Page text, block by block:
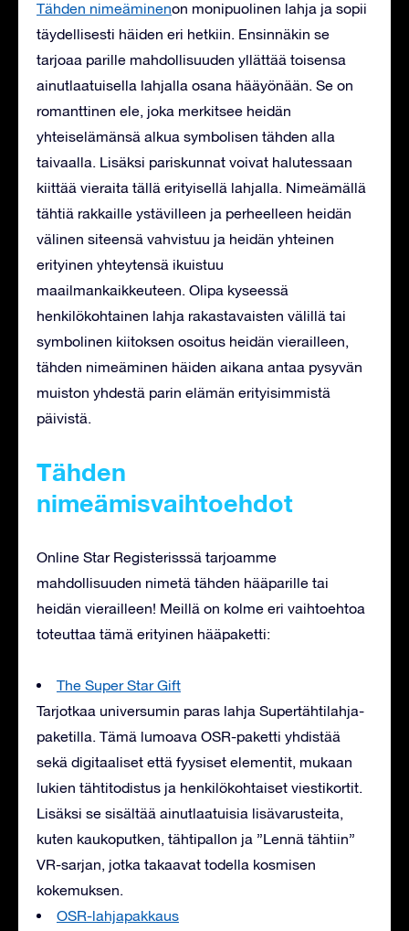
Tähden nimeäminenon monipuolinen lahja ja sopii
täydellisesti häiden eri hetkiin. Ensinnäkin se
tarjoaa parille mahdollisuuden yllättää toisensa
ainutlaatuisella lahjalla osana hääyönään. Se on
romanttinen ele, joka merkitsee heidän
yhteiselämänsä alkua symbolisen tähden alla
taivaalla. Lisäksi pariskunnat voivat halutessaan
kiittää vieraita tällä erityisellä lahjalla. Nimeämällä
tähtiä rakkaille ystävilleen ja perheelleen heidän
välinen siteensä vahvistuu ja heidän yhteinen
erityinen yhteytensä ikuistuu
maailmankaikkeuteen. Olipa kyseessä
henkilökohtainen lahja rakastavaisten välillä tai
symbolinen kiitoksen osoitus heidän vierailleen,
tähden nimeäminen häiden aikana antaa pysyvän
muiston yhdestä parin elämän erityisimmistä
päivistä.
Tähden
nimeämisvaihtoehdot
Online Star Registerisssä tarjoamme
mahdollisuuden nimetä tähden hääparille tai
heidän vierailleen! Meillä on kolme eri vaihtoehtoa
toteuttaa tämä erityinen hääpaketti:
The Super Star Gift
Tarjotkaa universumin paras lahja Supertähtilahja-
paketilla. Tämä lumoava OSR-paketti yhdistää
sekä digitaaliset että fyysiset elementit, mukaan
lukien tähtitodistus ja henkilökohtaiset viestikortit.
Lisäksi se sisältää ainutlaatuisia lisävarusteita,
kuten kaukoputken, tähtipallon ja ”Lennä tähtiin”
VR-sarjan, jotka takaavat todella kosmisen
kokemuksen.
OSR-lahjapakkaus